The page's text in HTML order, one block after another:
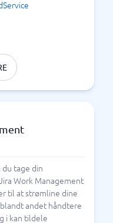
tage din
Work Management
til at strømline dine
andet håndtere
i kan tildele